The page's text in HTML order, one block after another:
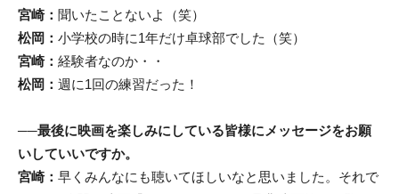
宮崎： 聞いたことないよ（笑）
松岡： 小学校の時に1年だけ卓球部でした（笑）
宮崎： 経験者なのか・・
松岡： 週に1回の練習だった！
──最後に映画を楽しみにしている皆様にメッセージをお願
いしていいですか。
宮崎： 早くみんなにも聴いてほしいなと思いました。それで